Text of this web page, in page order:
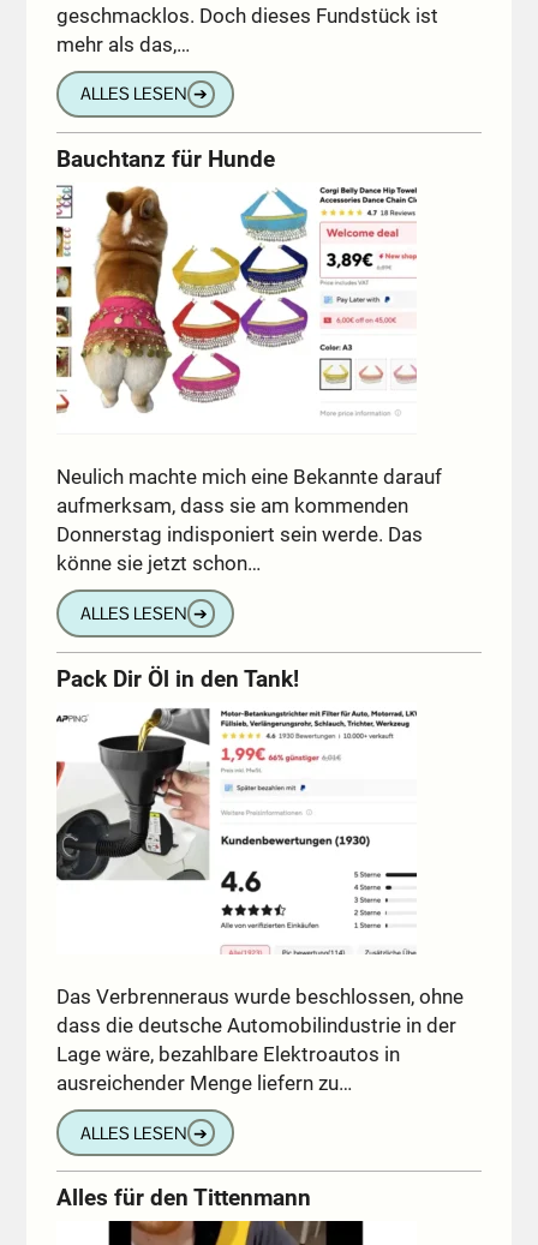
geschmacklos. Doch dieses Fundstück ist
mehr als das,…
ALLES LESEN ➔
Bauchtanz für Hunde
Neulich machte mich eine Bekannte darauf
aufmerksam, dass sie am kommenden
Donnerstag indisponiert sein werde. Das
könne sie jetzt schon…
ALLES LESEN ➔
Pack Dir Öl in den Tank!
Das Verbrenneraus wurde beschlossen, ohne
dass die deutsche Automobilindustrie in der
Lage wäre, bezahlbare Elektroautos in
ausreichender Menge liefern zu…
ALLES LESEN ➔
Alles für den Tittenmann